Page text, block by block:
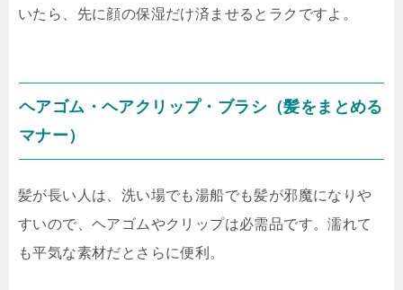
いたら、先に顔の保湿だけ済ませるとラクですよ。
ヘアゴム・ヘアクリップ・ブラシ（髪をまとめる
マナー）
髪が長い人は、洗い場でも湯船でも髪が邪魔になりや
すいので、ヘアゴムやクリップは必需品です。濡れて
も平気な素材だとさらに便利。